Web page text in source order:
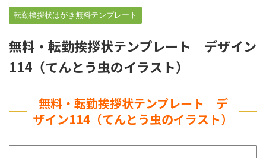
転勤挨拶状はがき無料テンプレート
無料・転勤挨拶状テンプレート デザイン
114（てんとう虫のイラスト）
無料・転勤挨拶状テンプレート デ
ザイン114（てんとう虫のイラスト）